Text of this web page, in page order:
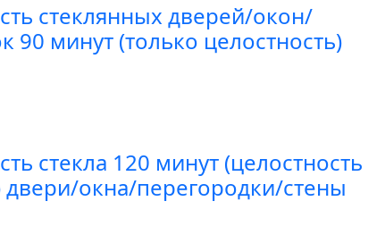
стеклянных дверей/окон/
90 минут (только целостность)
стекла 120 минут (целостность
двери/окна/перегородки/стены